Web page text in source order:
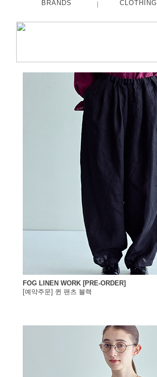
BRANDS
NISHIGUCHI KUTSUSHITA
SOCKS EDIT
CLOTHING
Knitwear
FOG LINEN WORK [PRE-ORDER]
[예약주문] 퀸 팬츠 블랙